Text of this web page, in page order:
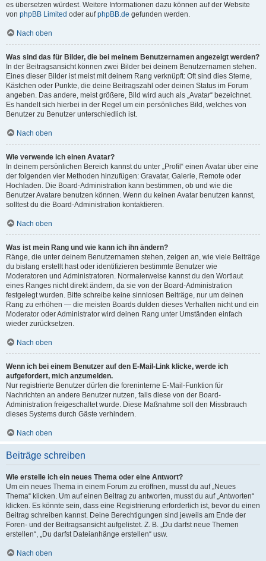
es übersetzen würdest. Weitere Informationen dazu können auf der Website
von phpBB Limited oder aufphpBB.de gefunden werden.
Nach oben
Was sind das für Bilder, die bei meinem Benutzernamen angezeigt werden?
In der Beitragsansicht können zwei Bilder bei deinem Benutzernamen stehen.
Eines dieser Bilder ist meist mit deinem Rang verknüpft: Oft sind dies Sterne,
Kästchen oder Punkte, die deine Beitragszahl oder deinen Status im Forum
angeben. Das andere, meist größere, Bild wird auch als „Avatar“ bezeichnet.
Es handelt sich hierbei in der Regel um ein persönliches Bild, welches von
Benutzer zu Benutzer unterschiedlich ist.
Nach oben
Wie verwende ich einen Avatar?
In deinem persönlichen Bereich kannst du unter „Profil“ einen Avatar über eine
der folgenden vier Methoden hinzufügen: Gravatar, Galerie, Remote oder
Hochladen. Die Board-Administration kann bestimmen, ob und wie die
Benutzer Avatare benutzen können. Wenn du keinen Avatar benutzen kannst,
solltest du die Board-Administration kontaktieren.
Nach oben
Was ist mein Rang und wie kann ich ihn ändern?
Ränge, die unter deinem Benutzernamen stehen, zeigen an, wie viele Beiträge
du bislang erstellt hast oder identifizieren bestimmte Benutzer wie
Moderatoren und Administratoren. Normalerweise kannst du den Wortlaut
eines Ranges nicht direkt ändern, da sie von der Board-Administration
festgelegt wurden. Bitte schreibe keine sinnlosen Beiträge, nur um deinen
Rang zu erhöhen — die meisten Boards dulden dieses Verhalten nicht und ein
Moderator oder Administrator wird deinen Rang unter Umständen einfach
wieder zurücksetzen.
Nach oben
Wenn ich bei einem Benutzer auf den E-Mail-Link klicke, werde ich
aufgefordert, mich anzumelden.
Nur registrierte Benutzer dürfen die foreninterne E-Mail-Funktion für
Nachrichten an andere Benutzer nutzen, falls diese von der Board-
Administration freigeschaltet wurde. Diese Maßnahme soll den Missbrauch
dieses Systems durch Gäste verhindern.
Nach oben
Beiträge schreiben
Wie erstelle ich ein neues Thema oder eine Antwort?
Um ein neues Thema in einem Forum zu eröffnen, musst du auf „Neues
Thema“ klicken. Um auf einen Beitrag zu antworten, musst du auf „Antworten“
klicken. Es könnte sein, dass eine Registrierung erforderlich ist, bevor du einen
Beitrag schreiben kannst. Deine Berechtigungen sind jeweils am Ende der
Foren- und der Beitragsansicht aufgelistet. Z. B. „Du darfst neue Themen
erstellen“, „Du darfst Dateianhänge erstellen“ usw.
Nach oben